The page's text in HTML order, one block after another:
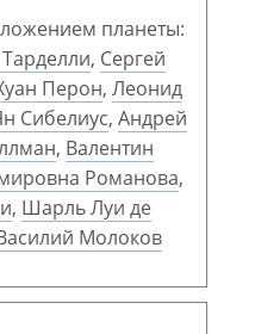
планеты:
, Сергей
Перон, Леонид
Сибелиус, Андрей
, Валентин
Романова,
, Шарль Луи де
Молоков